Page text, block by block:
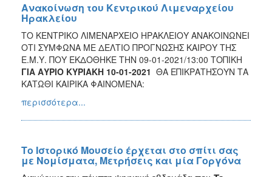
2012
2011
ΔΗΜΟΣ
ΑΝΘΕΚΤΙΚΗ
ΠΟΛΗ
Ανακοίνωση του Κεντρικού Λιμεναρχείου
Ηρακλείου
ΤΟ ΚΕΝΤΡΙΚΟ ΛΙΜΕΝΑΡΧΕΙΟ ΗΡΑΚΛΕΙΟΥ ΑΝΑΚΟΙΝΩΝΕΙ
ΟΤΙ ΣΥΜΦΩΝΑ ΜΕ ΔΕΛΤΙΟ ΠΡΟΓΝΩΣΗΣ ΚΑΙΡΟΥ ΤΗΣ
Ε.Μ.Υ. ΠΟΥ ΕΚΔΟΘΗΚΕ ΤΗΝ 09-01-2021/13:00 ΤΟΠΙΚΗ
ΓΙΑ ΑΥΡΙΟ ΚΥΡΙΑΚΗ 10-01-2021 ΘΑ ΕΠΙΚΡΑΤΗΣΟΥΝ ΤΑ
ΚΑΤΩΘΙ ΚΑΙΡΙΚΑ ΦΑΙΝΟΜΕΝΑ:
περισσότερα...
Το Ιστορικό Μουσείο έρχεται στο σπίτι σας
με Νομίσματα, Μετρήσεις και μία Γοργόνα